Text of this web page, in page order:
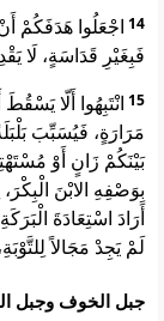
14 اجْعَلُوا هَدَفَكُمْ
فَبِغَيْرِ قَدَاسَةٍ، لَا
15 انْتَبِهُوا أَلّا
مَرَارَةٍ، فَيُسَبِّبَ
بَيْنَكُمْ زَانٍ أَوْ
بِوَصْفِهِ الابْنَ
أَرَادَ اسْتِعَادَةَ
لَمْ يَجِدْ مَجَالاً
جبل الخوف وجبل